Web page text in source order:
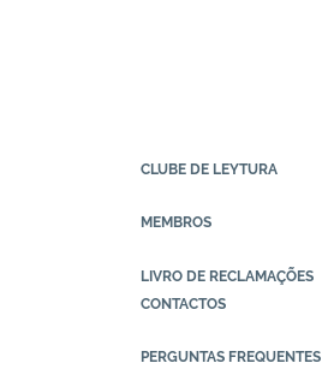
CLUBE DE LEYTURA
MEMBROS
LIVRO DE RECLAMAÇÕES
CONTACTOS
PERGUNTAS FREQUENTES